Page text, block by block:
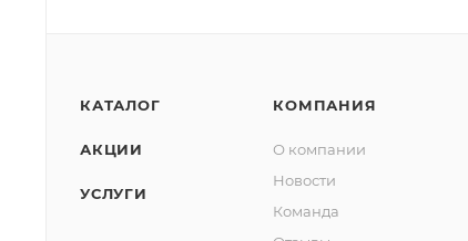
КАТАЛОГ
АКЦИИ
УСЛУГИ
КОМПАНИЯ
О компании
Новости
Команда